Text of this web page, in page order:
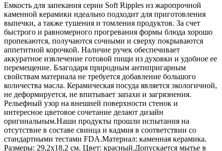
Емкость для запекания серии Soft Ripples из жаропрочной
каменной керамики идеально подходит для приготовления
выпечки, а также тушения и томления продуктов. За счет
быстрого и равномерного прогревания формы блюда хорошо
пропекаются, получаются сочными и сверху покрываются
аппетитной корочкой. Наличие ручек обеспечивает
аккуратное извлечение готовой пищи из духовки и удобное ее
перемещение. Благодаря природным антипригарным
свойствам материала не требуется добавление большого
количества масла. Керамическая посуда является экологичной,
не деформируется, не впитывает запахи и загрязнения.
Рельефный узор на внешней поверхности стенок и
интересное цветовое сочетание делают дизайн
оригинальным.Наши продукты прошли испытания на
отсутствие в составе свинца и кадмия в соответствии со
стандартными тестами FDA.Материал: каменная керамика.
Размеры: 29,2х18,2 см. Цвет: красный.Допускается мытье в